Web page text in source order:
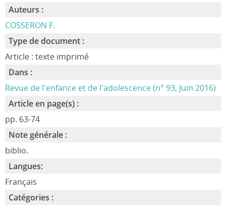
Auteurs :
COSSERON F.
Type de document :
Article : texte imprimé
Dans :
Revue de l'enfance et de l'adolescence (n° 93, Juin 2016)
Article en page(s) :
pp. 63-74
Note générale :
biblio.
Langues:
Français
Catégories :